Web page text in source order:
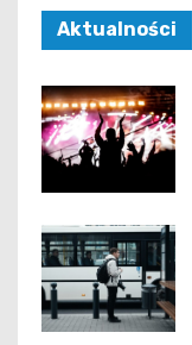
Aktualności